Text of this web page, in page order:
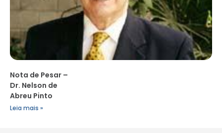
Nota de Pesar –
Dr. Nelson de
Abreu Pinto
Leia mais »